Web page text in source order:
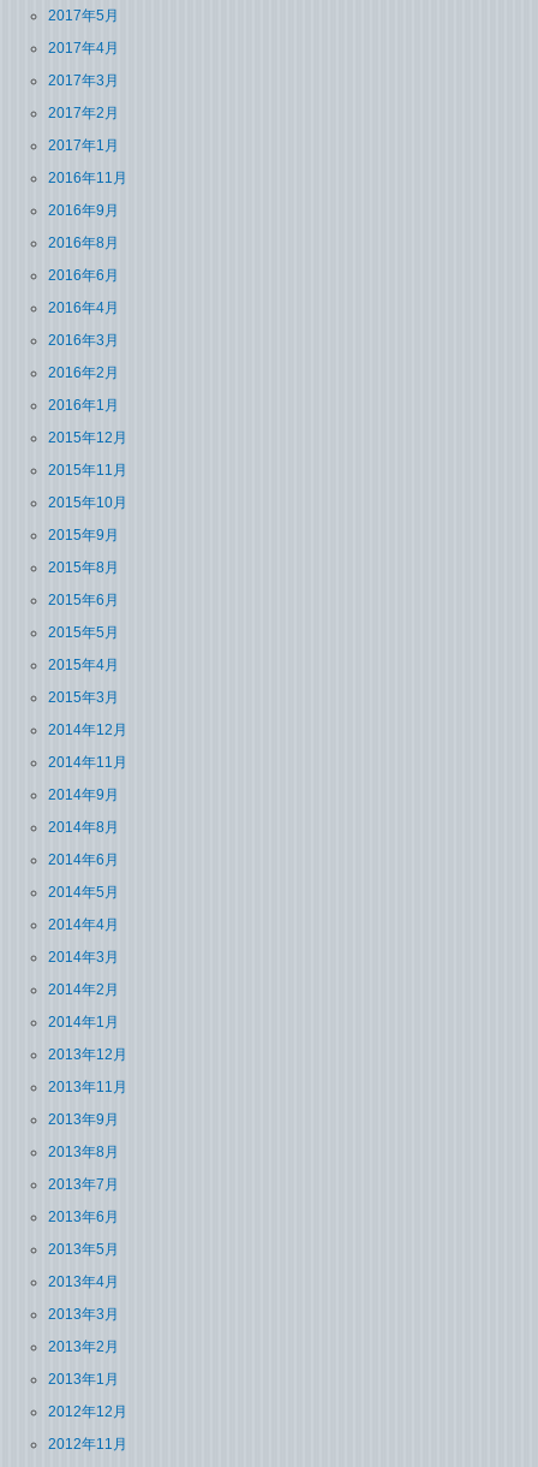
2017年5月
2017年4月
2017年3月
2017年2月
2017年1月
2016年11月
2016年9月
2016年8月
2016年6月
2016年4月
2016年3月
2016年2月
2016年1月
2015年12月
2015年11月
2015年10月
2015年9月
2015年8月
2015年6月
2015年5月
2015年4月
2015年3月
2014年12月
2014年11月
2014年9月
2014年8月
2014年6月
2014年5月
2014年4月
2014年3月
2014年2月
2014年1月
2013年12月
2013年11月
2013年9月
2013年8月
2013年7月
2013年6月
2013年5月
2013年4月
2013年3月
2013年2月
2013年1月
2012年12月
2012年11月